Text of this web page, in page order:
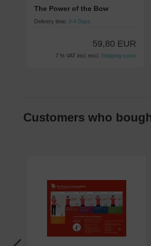
The Power of the Bow
Delivery time: 3-4 Days
59,80 EUR
7 % VAT incl. excl. Shipping costs
Customers who